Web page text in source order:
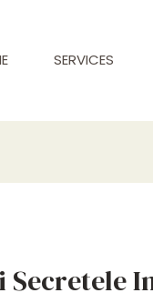
SERVICES
Secretele